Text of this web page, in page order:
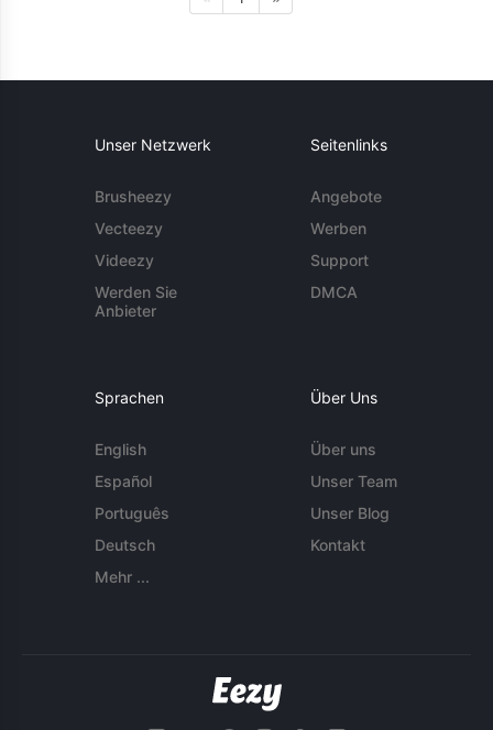
Unser Netzwerk
Brusheezy
Vecteezy
Videezy
Werden Sie
Anbieter
Seitenlinks
Angebote
Werben
Support
DMCA
Sprachen
English
Español
Português
Deutsch
Mehr ...
Über Uns
Über uns
Unser Team
Unser Blog
Kontakt